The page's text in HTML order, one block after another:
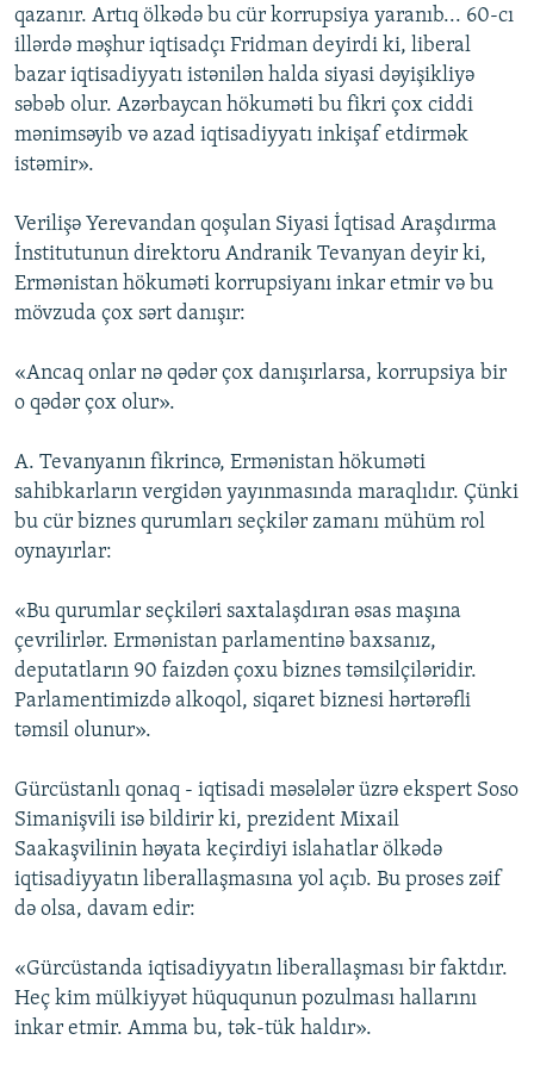
qazanır. Artıq ölkədə bu cür korrupsiya yaranıb... 60-cı
illərdə məşhur iqtisadçı Fridman deyirdi ki, liberal
bazar iqtisadiyyatı istənilən halda siyasi dəyişikliyə
səbəb olur. Azərbaycan hökuməti bu fikri çox ciddi
mənimsəyib və azad iqtisadiyyatı inkişaf etdirmək
istəmir».
Verilişə Yerevandan qoşulan Siyasi İqtisad Araşdırma
İnstitutunun direktoru Andranik Tevanyan deyir ki,
Ermənistan hökuməti korrupsiyanı inkar etmir və bu
mövzuda çox sərt danışır:
«Ancaq onlar nə qədər çox danışırlarsa, korrupsiya bir
o qədər çox olur».
A. Tevanyanın fikrincə, Ermənistan hökuməti
sahibkarların vergidən yayınmasında maraqlıdır. Çünki
bu cür biznes qurumları seçkilər zamanı mühüm rol
oynayırlar:
«Bu qurumlar seçkiləri saxtalaşdıran əsas maşına
çevrilirlər. Ermənistan parlamentinə baxsanız,
deputatların 90 faizdən çoxu biznes təmsilçiləridir.
Parlamentimizdə alkoqol, siqaret biznesi hərtərəfli
təmsil olunur».
Gürcüstanlı qonaq - iqtisadi məsələlər üzrə ekspert Soso
Simanişvili isə bildirir ki, prezident Mixail
Saakaşvilinin həyata keçirdiyi islahatlar ölkədə
iqtisadiyyatın liberallaşmasına yol açıb. Bu proses zəif
də olsa, davam edir:
«Gürcüstanda iqtisadiyyatın liberallaşması bir faktdır.
Heç kim mülkiyyət hüququnun pozulması hallarını
inkar etmir. Amma bu, tək-tük haldır».